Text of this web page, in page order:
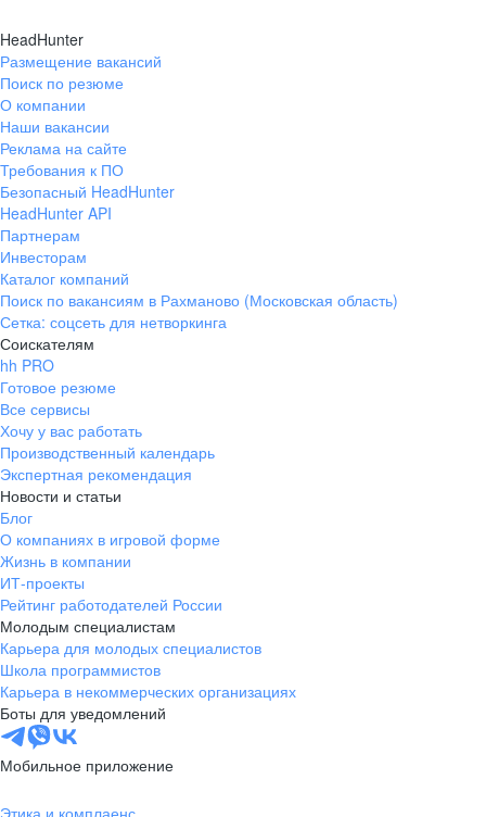
HeadHunter
Размещение вакансий
Поиск по резюме
О компании
Наши вакансии
Реклама на сайте
Требования к ПО
Безопасный HeadHunter
HeadHunter API
Партнерам
Инвесторам
Каталог компаний
Поиск по вакансиям в Рахманово (Московская область)
Сетка: соцсеть для нетворкинга
Соискателям
hh PRO
Готовое резюме
Все сервисы
Хочу у вас работать
Производственный календарь
Экспертная рекомендация
Новости и статьи
Блог
О компаниях в игровой форме
Жизнь в компании
ИТ-проекты
Рейтинг работодателей России
Молодым специалистам
Карьера для молодых специалистов
Школа программистов
Карьера в некоммерческих организациях
Боты для уведомлений
Мобильное приложение